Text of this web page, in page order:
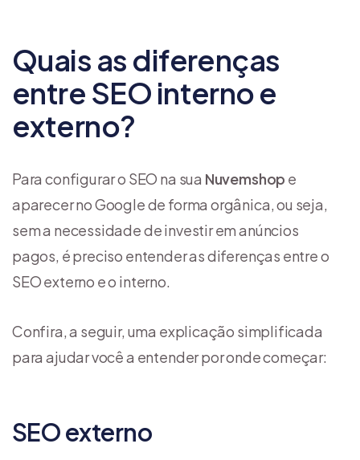
Quais as diferenças
entre SEO interno e
externo?
Para configurar o SEO na sua Nuvemshop e
aparecer no Google de forma orgânica, ou seja,
sem a necessidade de investir em anúncios
pagos, é preciso entender as diferenças entre o
SEO externo e o interno.
Confira, a seguir, uma explicação simplificada
para ajudar você a entender por onde começar:
SEO externo